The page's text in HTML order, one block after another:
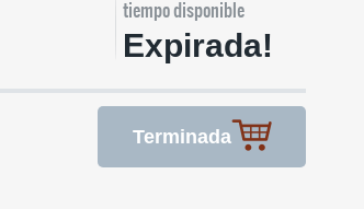
tiempo disponible
Expirada!
Terminada